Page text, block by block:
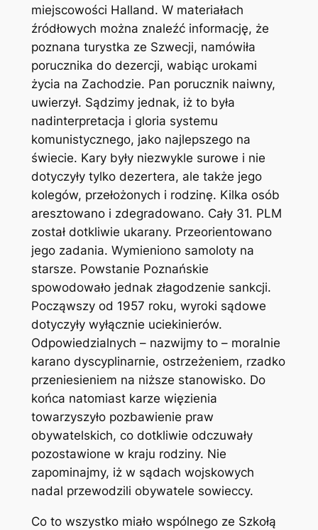
miejscowości Halland. W materiałach
źródłowych można znaleźć informację, że
poznana turystka ze Szwecji, namówiła
porucznika do dezercji, wabiąc urokami
życia na Zachodzie. Pan porucznik naiwny,
uwierzył. Sądzimy jednak, iż to była
nadinterpretacja i gloria systemu
komunistycznego, jako najlepszego na
świecie. Kary były niezwykle surowe i nie
dotyczyły tylko dezertera, ale także jego
kolegów, przełożonych i rodzinę. Kilka osób
aresztowano i zdegradowano. Cały 31. PLM
został dotkliwie ukarany. Przeorientowano
jego zadania. Wymieniono samoloty na
starsze. Powstanie Poznańskie
spowodowało jednak złagodzenie sankcji.
Począwszy od 1957 roku, wyroki sądowe
dotyczyły wyłącznie uciekinierów.
Odpowiedzialnych – nazwijmy to – moralnie
karano dyscyplinarnie, ostrzeżeniem, rzadko
przeniesieniem na niższe stanowisko. Do
końca natomiast karze więzienia
towarzyszyło pozbawienie praw
obywatelskich, co dotkliwie odczuwały
pozostawione w kraju rodziny. Nie
zapominajmy, iż w sądach wojskowych
nadal przewodzili obywatele sowieccy.
Co to wszystko miało wspólnego ze Szkołą